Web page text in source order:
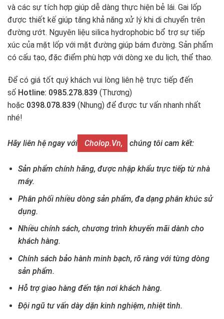
và các sự tích hợp giúp dễ dàng thực hiện bẻ lái. Gai lốp
được thiết kế giúp tăng khả năng xử lý khi di chuyển trên
đường ướt. Nguyên liệu silica hydrophobic bổ trợ sự tiếp
xúc của mặt lốp với mặt đường giúp bám đường. Sản phẩm
có cấu tạo, đặc điểm phù hợp với dòng xe du lịch, thể thao.
Để có giá tốt quý khách vui lòng liên hệ trực tiếp đến
số Hotline: 0985.278.839 (Thương)
hoặc 0398.078.839 (Nhung) để được tư vấn nhanh nhất
nhé!
Hãy liên hệ ngay với Cholop.vn, chúng tôi cam kết:
Sản phẩm chính hãng, được nhập khẩu trực tiếp từ nhà
máy.
Phân phối nhiều dòng sản phẩm, đa dạng phân khúc sử
dụng.
Nhiều chính sách, chương trình khuyến mãi dành cho
khách hàng.
Chính sách bảo hành minh bạch, rõ ràng với từng dòng
sản phẩm.
Hỗ trợ giao hàng đến tận nơi khách hàng.
Đội ngũ tư vấn dày dặn kinh nghiệm, nhiệt tình.